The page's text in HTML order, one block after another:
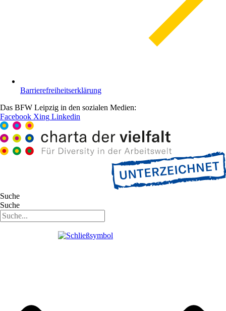
Barrierefreiheitserklärung
Das BFW Leipzig in den sozialen Medien:
Facebook Xing Linkedin
Suche
Suche